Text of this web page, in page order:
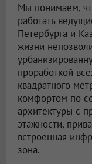
Мы понимаем,
работать
Петербурга и
жизни
проработкой
квадратного
комфортом по
архитектуры с
этажности,
встроенная
зона.